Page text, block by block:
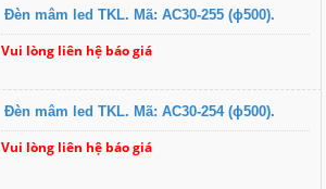
Đèn mâm led TKL. Mã: AC30-255 (ɸ500).
Vui lòng liên hệ báo giá
Đèn mâm led TKL. Mã: AC30-254 (ɸ500).
Vui lòng liên hệ báo giá